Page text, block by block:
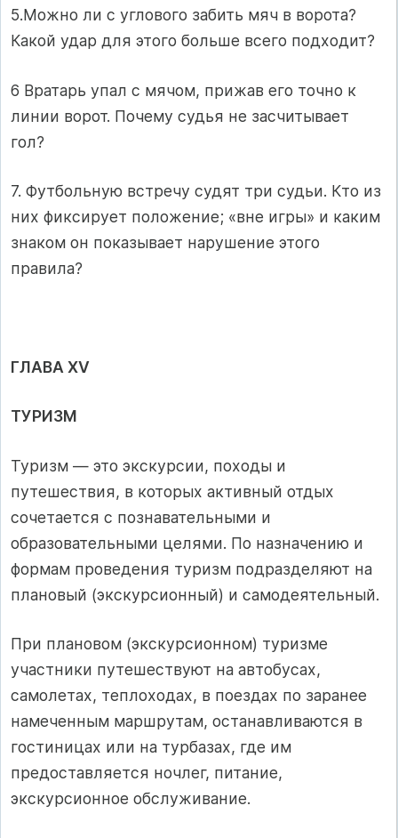
5.Можно ли с углового забить мяч в ворота?
Какой удар для этого больше всего подходит?
6 Вратарь упал с мячом, прижав его точно к
линии ворот. Почему судья не засчитывает
гол?
7. Футбольную встречу судят три судьи. Кто из
них фиксирует положе­ние; «вне игры» и каким
знаком он показывает нарушение этого
правила?
ГЛАВА XV
ТУРИЗМ
Туризм — это экскурсии, походы и
путешествия, в которых актив­ный отдых
сочетается с познавательными и
образовательными це­лями. По назначению и
формам проведения туризм подразделяют на
плановый (экскурсионный) и самодеятельный.
При плановом (экскурсионном) туризме
участники путешествуют на автобусах,
самолетах, теплоходах, в поездах по заранее
наме­ченным маршрутам, останавливаются в
гостиницах или на турбазах, где им
предоставляется ночлег, питание,
экскурсионное обслужи­вание.